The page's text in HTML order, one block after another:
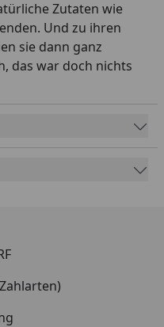
Zutaten wie
Und zu ihren
sie dann ganz
das war doch nichts